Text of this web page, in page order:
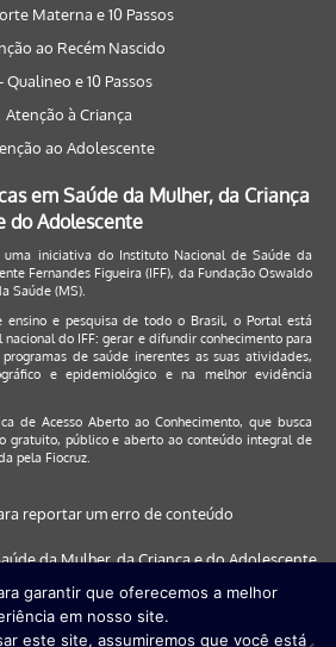
Materna e 10 Passos
ao Recém Nascido
- Qualineo e 10 Passos
Atenção à Criança
ao Adolescente
em Saúde da Mulher, da Criança
do Adolescente
iniciativa do Instituto Nacional de Saúde da
Fernandes Figueira (IFF), da Fundação Oswaldo
Saúde (MS).
ensino e pesquisa de todo o Brasil, o Portal está
do IFF: gerar e difundir conhecimento para
de saúde inerentes as suas atividades,
e epidemiológico e na melhor evidência
de Acesso Aberto ao Conhecimento, que busca
gratuito, público e aberto ao conteúdo integral de
pela Fiocruz.
reportar um erro de conteúdo
da Mulher, da Criança e do Adolescente
nos navegadores: Google Chrome (a
garantir que oferecemos a melhor
em nosso site.
este site, assumiremos que você está